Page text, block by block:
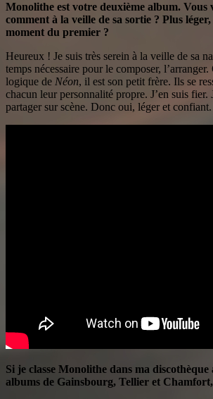
Monolithe est votre deuxième album. Vous
comment à la veille de sa sortie ? Plus
moment du premier ?
Heureux ! Je suis très serein à la veille de sa
temps nécessaire pour le composer, l’arranger.
logique de Néon, il est son petit frère. Ils se
chacun leur personnalité propre. J’en suis fier.
partager sur scène. Donc oui, léger et confiant.
Si je classe Monolithe dans ma discothèque
albums de Gainsbourg, Tellier et